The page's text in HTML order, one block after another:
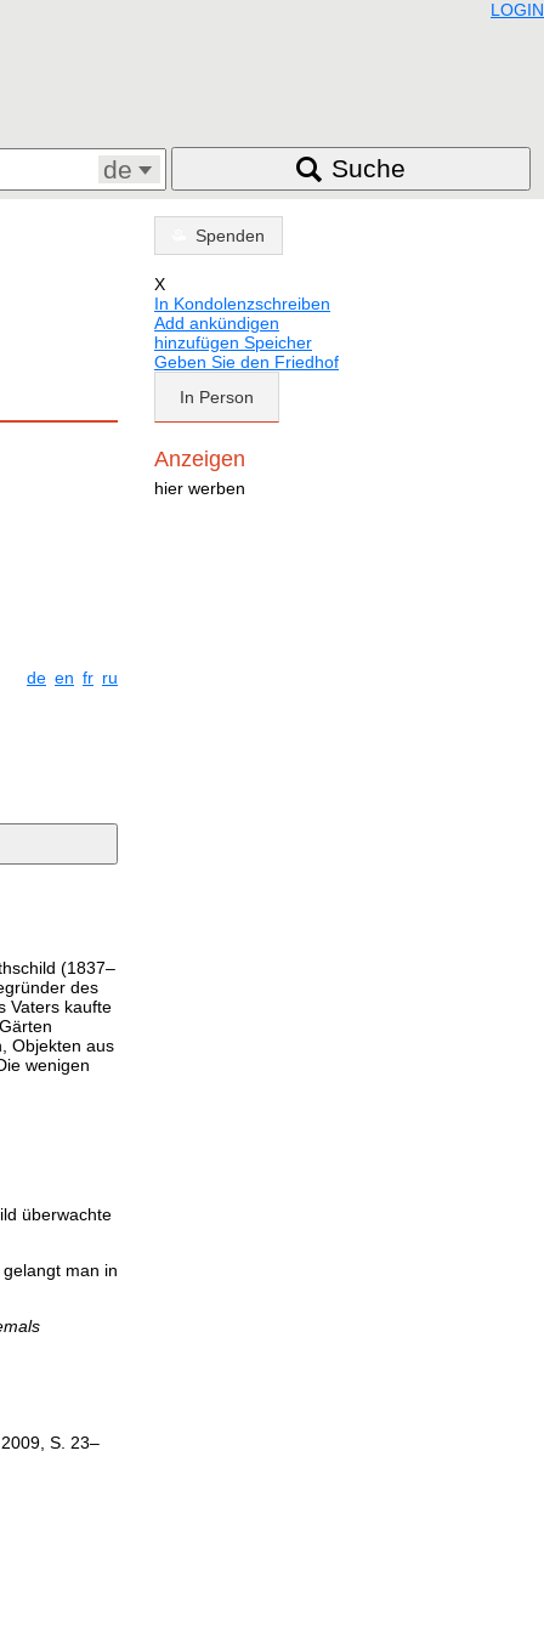
LOGIN
de Suche
de en fr ru
(1837–
des
Vaters kaufte
Objekten aus
wenigen
überwachte
man in
S. 23–
Spenden
X
In Kondolenzschreiben
Add ankündigen
hinzufügen Speicher
Geben Sie den Friedhof
In Person
Anzeigen
hier werben